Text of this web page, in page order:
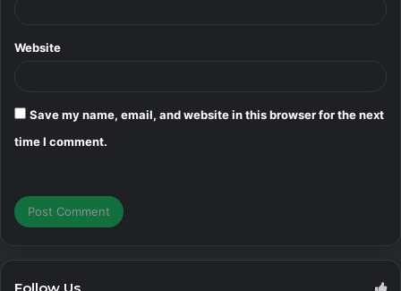
Stellar Repair for Video (All Editons
Website
Save my name, email, and website in this browser for the next
time I comment.
Follow Us